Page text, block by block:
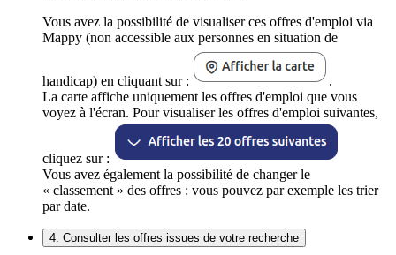
Vous avez la possibilité de visualiser ces offres d'emploi via
Mappy (non accessible aux personnes en situation de
handicap) en cliquant sur :
.
La carte affiche uniquement les offres d'emploi que vous
voyez à l'écran. Pour visualiser les offres d'emploi suivantes,
cliquez sur :
Vous avez également la possibilité de changer le
« classement » des offres : vous pouvez par exemple les trier
par date.
4. Consulter les offres issues de votre recherche